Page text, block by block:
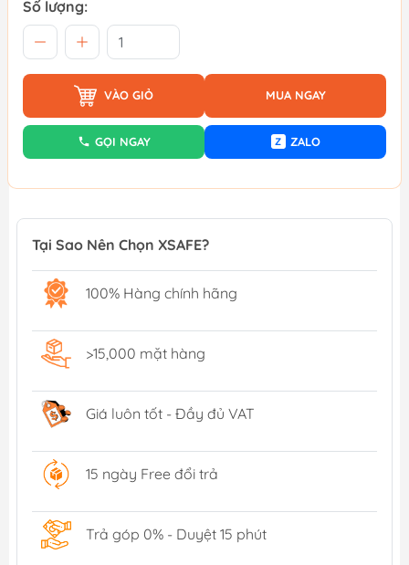
Số lượng:
VÀO GIỎ MUA NGAY
GỌI NGAY Z ZALO
Tại Sao Nên Chọn XSAFE?
100% Hàng chính hãng
>15,000 mặt hàng
Giá luôn tốt - Đầy đủ VAT
15 ngày Free đổi trả
Trả góp 0% - Duyệt 15 phút